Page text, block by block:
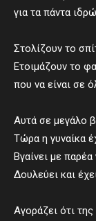
για τα πάντα
Στολίζουν το
Ετοιμάζουν το
που να είναι σε
Αυτά σε μεγάλο
Τώρα η γυναίκα
Βγαίνει με
Δουλεύει και
Αγοράζει ότι της